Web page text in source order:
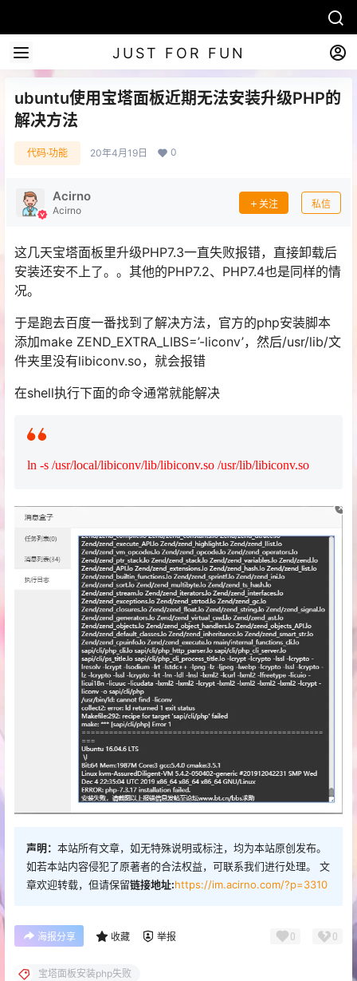
JUST FOR FUN
ubuntu使用宝塔面板近期无法安装升级PHP的
解决方法
代码·功能 20年4月19日 0
Acirno
Acirno
关注 私信
这几天宝塔面板里升级PHP7.3一直失败报错，直接卸载后
安装还安不上了。。其他的PHP7.2、PHP7.4也是同样的情
况。
于是跑去百度一番找到了解决方法，官方的php安装脚本
添加make ZEND_EXTRA_LIBS=’-liconv’，然后/usr/lib/文
件夹里没有libiconv.so，就会报错
在shell执行下面的命令通常就能解决
ln -s /usr/local/libiconv/lib/libiconv.so /usr/lib/libiconv.so
声明： 本站所有文章，如无特殊说明或标注，均为本站原创发布。
如若本站内容侵犯了原著者的合法权益，可联系我们进行处理。 文
章欢迎转载，但请保留链接地址:https://im.acirno.com/?p=3310
海报分享 收藏 举报 0 0
宝塔面板安装php失败